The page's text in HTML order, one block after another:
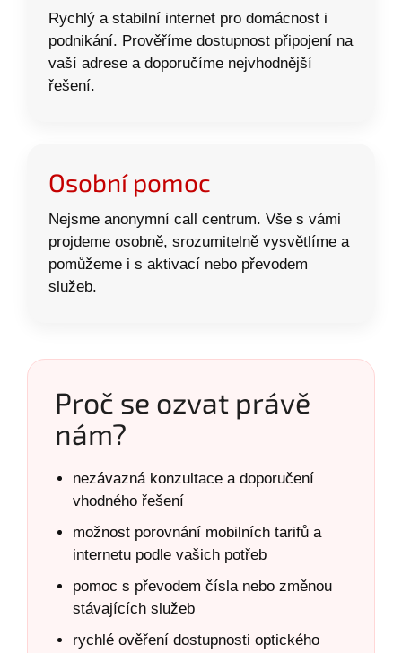
Rychlý a stabilní internet pro domácnost i
podnikání. Prověříme dostupnost připojení na
vaší adrese a doporučíme nejvhodnější
řešení.
Osobní pomoc
Nejsme anonymní call centrum. Vše s vámi
projdeme osobně, srozumitelně vysvětlíme a
pomůžeme i s aktivací nebo převodem
služeb.
Proč se ozvat právě
nám?
nezávazná konzultace a doporučení
vhodného řešení
možnost porovnání mobilních tarifů a
internetu podle vašich potřeb
pomoc s převodem čísla nebo změnou
stávajících služeb
rychlé ověření dostupnosti optického